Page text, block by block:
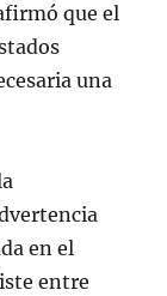
que el
una
en el
entre